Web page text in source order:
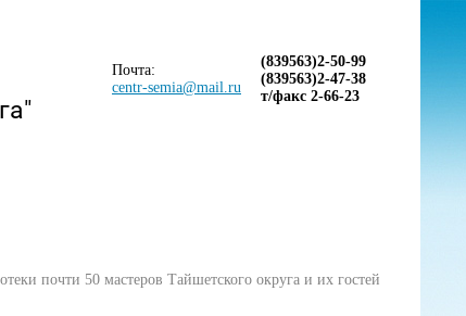
Почта:
centr-semia@mail.ru
(839563)2-50-99
(839563)2-47-38
т/факс 2-66-23
почти 50 мастеров Тайшетского округа и их гостей